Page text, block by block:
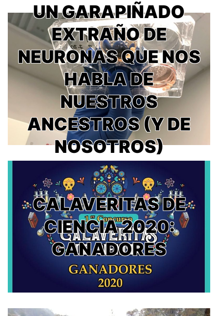
UN GARAPIÑADO
EXTRAÑO DE
NEURONAS QUE NOS
HABLA DE
NUESTROS
ANCESTROS (Y DE
NOSOTROS)
CALAVERITAS DE
CIENCIA 2020:
GANADORES